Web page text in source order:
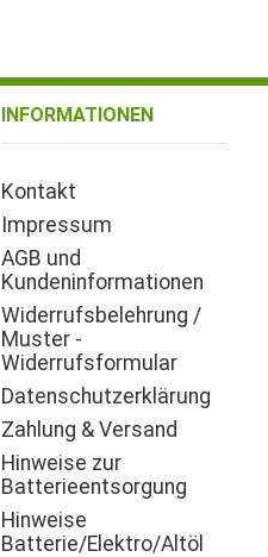
INFORMATIONEN
Kontakt
Impressum
AGB und
Kundeninformationen
Widerrufsbelehrung /
Muster -
Widerrufsformular
Datenschutzerklärung
Zahlung & Versand
Hinweise zur
Batterieentsorgung
Hinweise
Batterie/Elektro/Altöl